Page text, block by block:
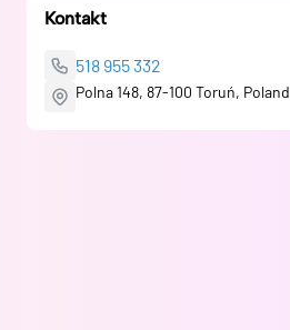
Kontakt
518 955 332
Polna 148, 87-100 Toruń, Poland